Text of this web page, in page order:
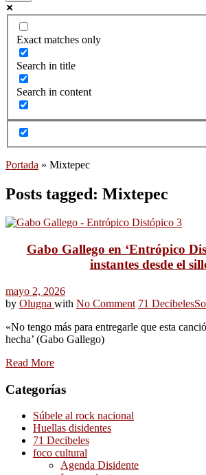
Exact matches only
Search in title
Search in content
Portada » Mixtepec
Posts tagged: Mixtepec
Gabo Gallego en ‘Entrópico
instantes desde el
mayo 2, 2026
by Olugna with No Comment 71 Decibeles
«No tengo más para entregarle que esta
hecha’ (Gabo Gallego)
Read More
Categorías
Súbele al rock nacional
Huellas disidentes
71 Decibeles
foco cultural
Agenda Disidente